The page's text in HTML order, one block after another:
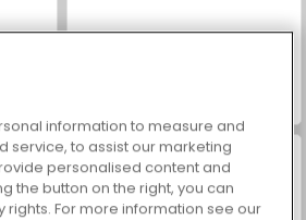
information to measure and
service, to assist our marketing
personalised content and
the button on the right, you can
rights. For more information see our